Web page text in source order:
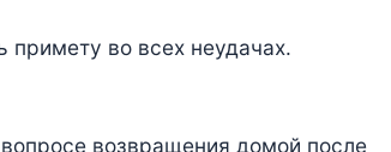
примету во всех неудачах.
возвращения домой после